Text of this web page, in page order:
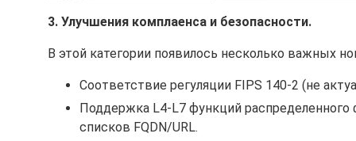
3. Улучшения комплаенса и безопасности.
В этой категории появилось несколько важных
Соответствие регуляции FIPS 140-2 (не
Поддержка L4-L7 функций распределенного
списков FQDN/URL.